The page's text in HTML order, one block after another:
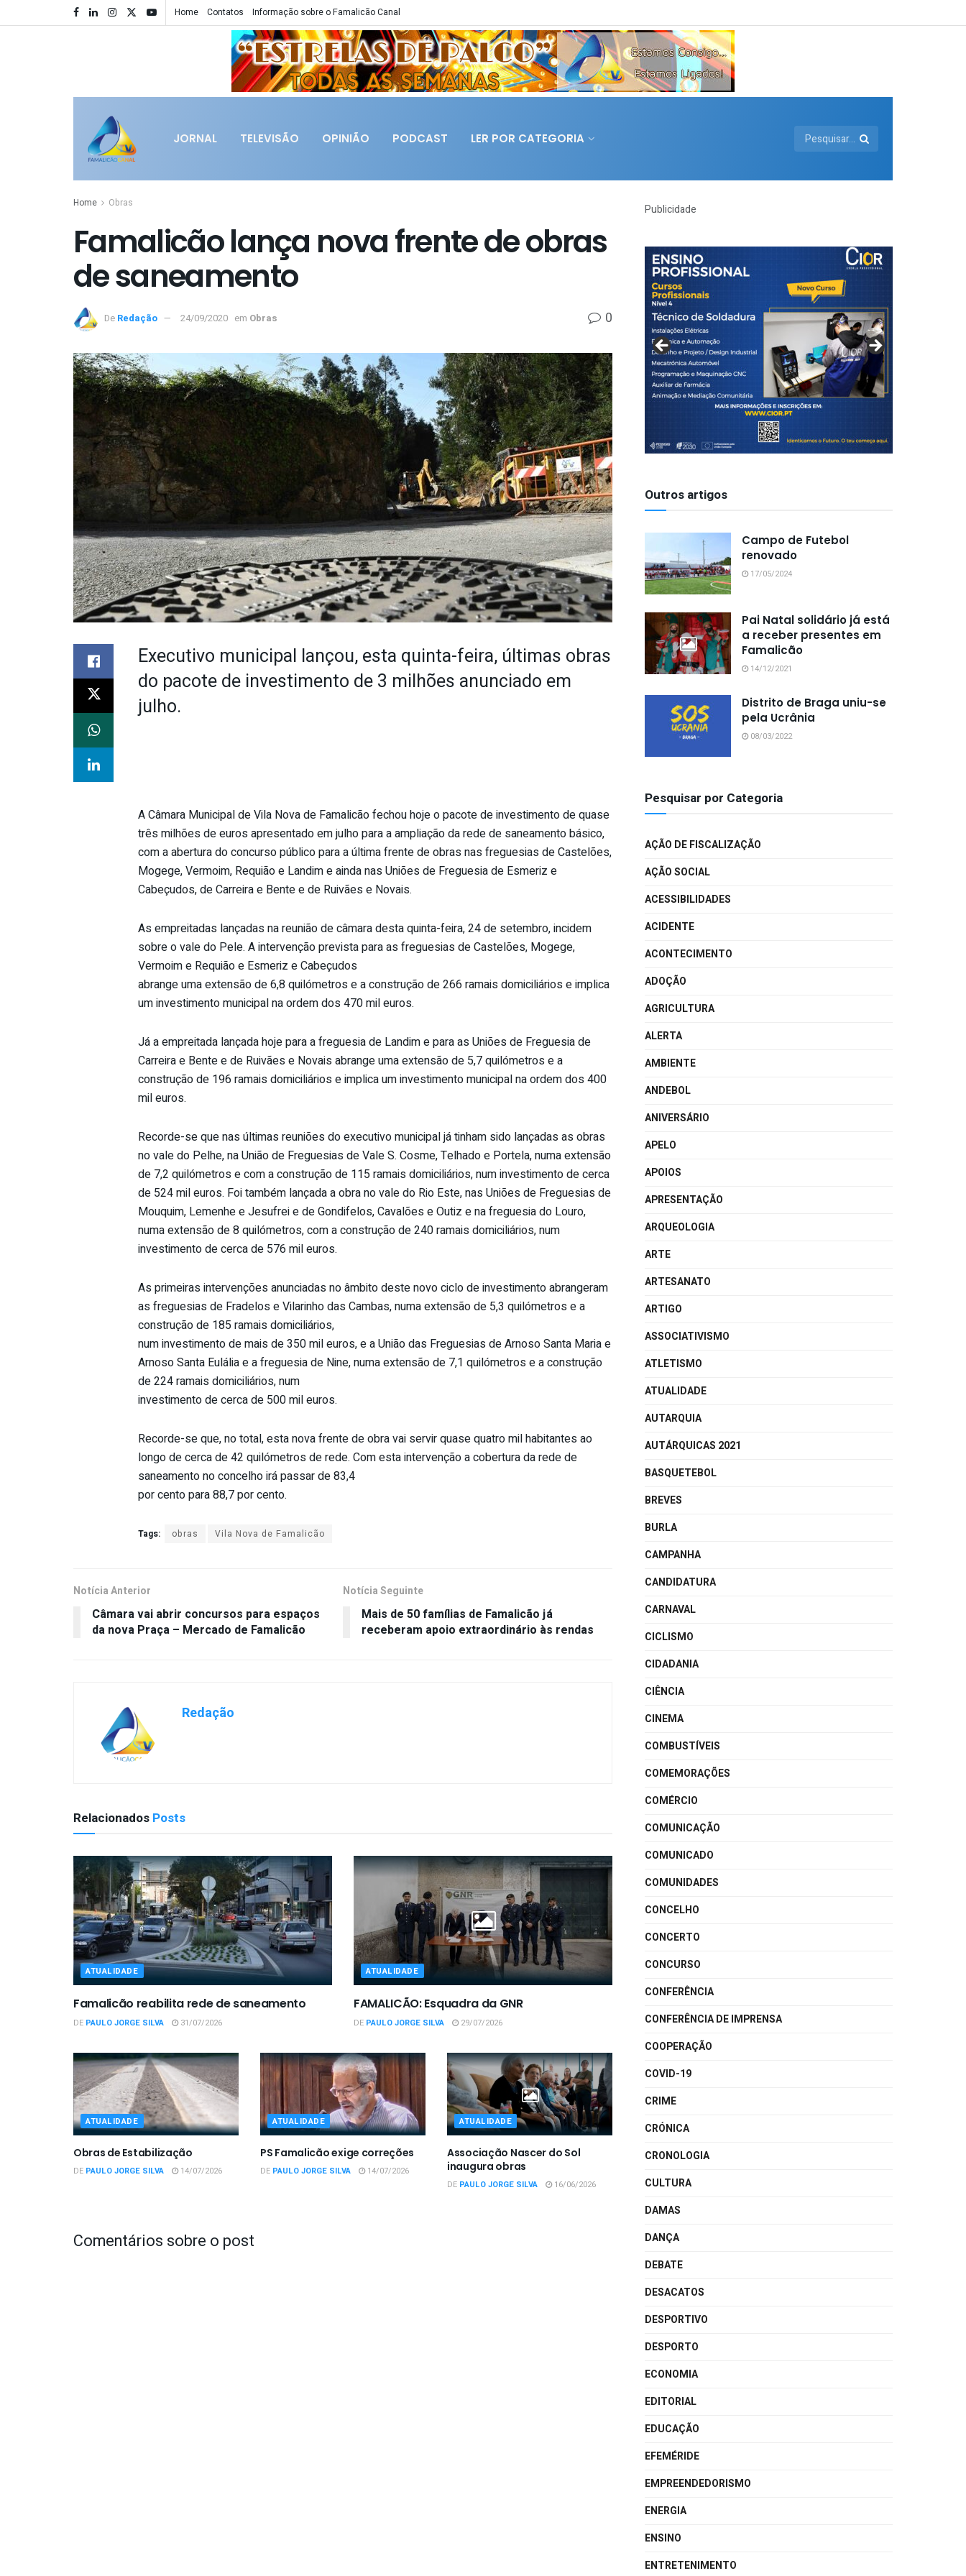
Home Contatos Informação sobre o Famalicão Canal
JORNAL TELEVISÃO OPINIÃO PODCAST LER POR CATEGORIA
Home Obras
Famalicão lança nova frente de obras
de saneamento
De Redação 24/09/2020 em Obras 0
Executivo municipal lançou, esta quinta-feira, últimas obras
do pacote de investimento de 3 milhões anunciado em
julho.
A Câmara Municipal de Vila Nova de Famalicão fechou hoje o pacote de investimento de quase
três milhões de euros apresentado em julho para a ampliação da rede de saneamento básico,
com a abertura do concurso público para a última frente de obras nas freguesias de Castelões,
Mogege, Vermoim, Requião e Landim e ainda nas Uniões de Freguesia de Esmeriz e
Cabeçudos, de Carreira e Bente e de Ruivães e Novais.
As empreitadas lançadas na reunião de câmara desta quinta-feira, 24 de setembro, incidem
sobre o vale do Pele. A intervenção prevista para as freguesias de Castelões, Mogege,
Vermoim e Requião e Esmeriz e Cabeçudos
abrange uma extensão de 6,8 quilómetros e a construção de 266 ramais domiciliários e implica
um investimento municipal na ordem dos 470 mil euros.
Já a empreitada lançada hoje para a freguesia de Landim e para as Uniões de Freguesia de
Carreira e Bente e de Ruivães e Novais abrange uma extensão de 5,7 quilómetros e a
construção de 196 ramais domiciliários e implica um investimento municipal na ordem dos 400
mil euros.
Recorde-se que nas últimas reuniões do executivo municipal já tinham sido lançadas as obras
no vale do Pelhe, na União de Freguesias de Vale S. Cosme, Telhado e Portela, numa extensão
de 7,2 quilómetros e com a construção de 115 ramais domiciliários, num investimento de cerca
de 524 mil euros. Foi também lançada a obra no vale do Rio Este, nas Uniões de Freguesias de
Mouquim, Lemenhe e Jesufrei e de Gondifelos, Cavalões e Outiz e na freguesia do Louro,
numa extensão de 8 quilómetros, com a construção de 240 ramais domiciliários, num
investimento de cerca de 576 mil euros.
As primeiras intervenções anunciadas no âmbito deste novo ciclo de investimento abrangeram
as freguesias de Fradelos e Vilarinho das Cambas, numa extensão de 5,3 quilómetros e a
construção de 185 ramais domiciliários,
num investimento de mais de 350 mil euros, e a União das Freguesias de Arnoso Santa Maria e
Arnoso Santa Eulália e a freguesia de Nine, numa extensão de 7,1 quilómetros e a construção
de 224 ramais domiciliários, num
investimento de cerca de 500 mil euros.
Recorde-se que, no total, esta nova frente de obra vai servir quase quatro mil habitantes ao
longo de cerca de 42 quilómetros de rede. Com esta intervenção a cobertura da rede de
saneamento no concelho irá passar de 83,4
por cento para 88,7 por cento.
Tags: obras Vila Nova de Famalicão
Notícia Anterior
Câmara vai abrir concursos para espaços
da nova Praça – Mercado de Famalicão
Notícia Seguinte
Mais de 50 famílias de Famalicão já
receberam apoio extraordinário às rendas
Redação
Relacionados Posts
ATUALIDADE
Famalicão reabilita rede de saneamento
DE PAULO JORGE SILVA 31/07/2026
ATUALIDADE
FAMALICÃO: Esquadra da GNR
DE PAULO JORGE SILVA 29/07/2026
ATUALIDADE
Obras de Estabilização
DE PAULO JORGE SILVA 14/07/2026
ATUALIDADE
PS Famalicão exige correções
DE PAULO JORGE SILVA 14/07/2026
ATUALIDADE
Associação Nascer do Sol
inaugura obras
DE PAULO JORGE SILVA 16/06/2026
Comentários sobre o post
Publicidade
Outros artigos
Campo de Futebol
renovado
17/05/2024
Pai Natal solidário já está
a receber presentes em
Famalicão
14/12/2021
Distrito de Braga uniu-se
pela Ucrânia
08/03/2022
Pesquisar por Categoria
AÇÃO DE FISCALIZAÇÃO
AÇÃO SOCIAL
ACESSIBILIDADES
ACIDENTE
ACONTECIMENTO
ADOÇÃO
AGRICULTURA
ALERTA
AMBIENTE
ANDEBOL
ANIVERSÁRIO
APELO
APOIOS
APRESENTAÇÃO
ARQUEOLOGIA
ARTE
ARTESANATO
ARTIGO
ASSOCIATIVISMO
ATLETISMO
ATUALIDADE
AUTARQUIA
AUTÁRQUICAS 2021
BASQUETEBOL
BREVES
BURLA
CAMPANHA
CANDIDATURA
CARNAVAL
CICLISMO
CIDADANIA
CIÊNCIA
CINEMA
COMBUSTÍVEIS
COMEMORAÇÕES
COMÉRCIO
COMUNICAÇÃO
COMUNICADO
COMUNIDADES
CONCELHO
CONCERTO
CONCURSO
CONFERÊNCIA
CONFERÊNCIA DE IMPRENSA
COOPERAÇÃO
COVID-19
CRIME
CRÓNICA
CRONOLOGIA
CULTURA
DAMAS
DANÇA
DEBATE
DESACATOS
DESPORTIVO
DESPORTO
ECONOMIA
EDITORIAL
EDUCAÇÃO
EFEMÉRIDE
EMPREENDEDORISMO
ENERGIA
ENSINO
ENTRETENIMENTO